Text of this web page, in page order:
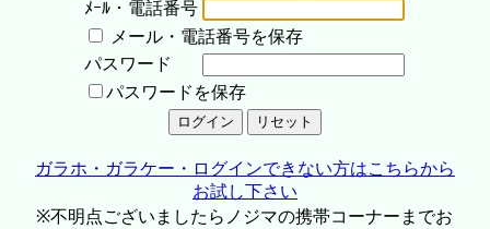
ﾒｰﾙ・電話番号
メール・電話番号を保存
パスワード
パスワードを保存
ガラホ・ガラケー・ログインできない方はこちらから
お試し下さい
※不明点ございましたらノジマの携帯コーナーまでお